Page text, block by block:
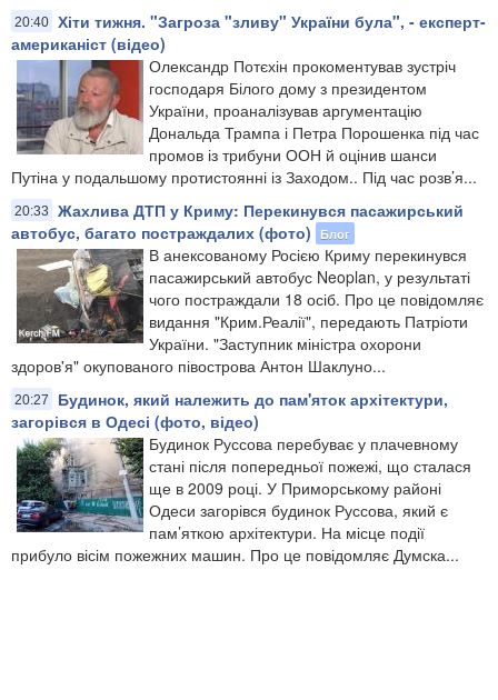
20:40 Хіти тижня. "Загроза "зливу" України була", - експерт-
американіст (відео)
Олександр Потєхін прокоментував зустріч
господаря Білого дому з президентом
України, проаналізував аргументацію
Дональда Трампа і Петра Порошенка під час
промов із трибуни ООН й оцінив шанси
Путіна у подальшому протистоянні із Заходом.​. Під час розв’я...
20:33
Жахлива ДТП у Криму: Перекинувся пасажирський
автобус, багато постраждалих (фото)
Блог
В анексованому Росією Криму перекинувся
пасажирський автобус Neoplan, у результаті
чого постраждали 18 осіб. Про це повідомляє
видання "Крим.Реалії", передають Патріоти
України. "Заступник міністра охорони
здоров'я" окупованого півострова Антон Шаклуно...
20:27
Будинок, який належить до пам'яток архітектури,
загорівся в Одесі (фото, відео)
Будинок Руссова перебуває у плачевному
стані після попередньої пожежі, що сталася
ще в 2009 році. У Приморському районі
Одеси загорівся будинок Руссова, який є
пам’яткою архітектури. На місце події
прибуло вісім пожежних машин. Про це повідомляє Думска...